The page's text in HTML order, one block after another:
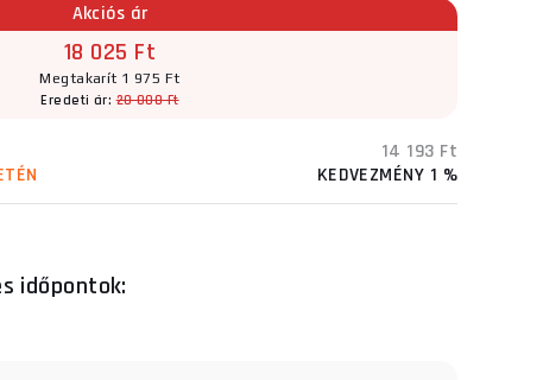
Akciós ár
18 025 Ft
Megtakarít 1 975 Ft
Eredeti ár:20 000 Ft
14 193 Ft
KEDVEZMÉNY 1 %
időpontok: